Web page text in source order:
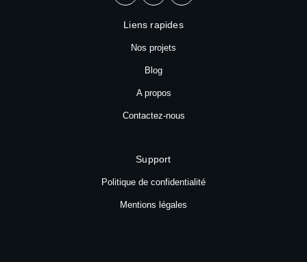
Liens rapides
Nos projets
Blog
A propos
Contactez-nous
Support
Politique de confidentialité
Mentions légales